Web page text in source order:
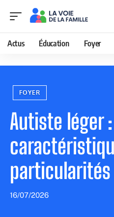
Actus Éducation Foyer
FOYER
Autiste léger :
particularités
16/07/2026